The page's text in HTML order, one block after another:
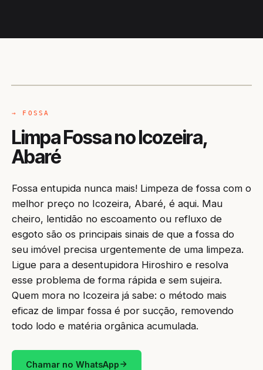
→ FOSSA
Limpa Fossa no Icozeira,
Abaré
Fossa entupida nunca mais! Limpeza de fossa com o
melhor preço no Icozeira, Abaré, é aqui. Mau
cheiro, lentidão no escoamento ou refluxo de
esgoto são os principais sinais de que a fossa do
seu imóvel precisa urgentemente de uma limpeza.
Ligue para a desentupidora Hiroshiro e resolva
esse problema de forma rápida e sem sujeira.
Quem mora no Icozeira já sabe: o método mais
eficaz de limpar fossa é por sucção, removendo
todo lodo e matéria orgânica acumulada.
Chamar no WhatsApp